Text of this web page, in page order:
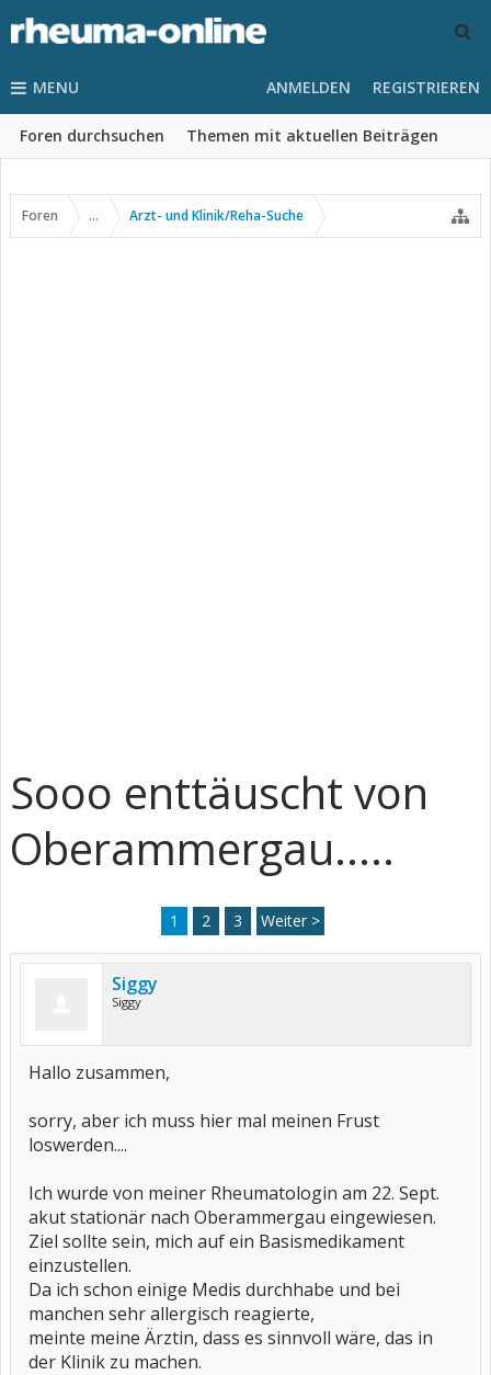
MENU
Foren durchsuchen Themen mit aktuellen Beiträgen
ANMELDEN REGISTRIEREN
Foren ... Arzt- und Klinik/Reha-Suche
Sooo enttäuscht von
Oberammergau.....
1 2 3 Weiter >
Siggy
Siggy
Hallo zusammen,
sorry, aber ich muss hier mal meinen Frust
loswerden....
Ich wurde von meiner Rheumatologin am 22. Sept.
akut stationär nach Oberammergau eingewiesen.
Ziel sollte sein, mich auf ein Basismedikament
einzustellen.
Da ich schon einige Medis durchhabe und bei
manchen sehr allergisch reagierte,
meinte meine Ärztin, dass es sinnvoll wäre, das in
der Klinik zu machen.